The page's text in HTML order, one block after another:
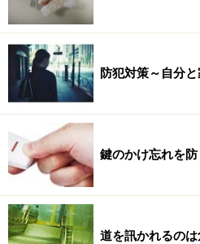
防犯対策～自分
鍵のかけ忘れを
道を訊かれるの